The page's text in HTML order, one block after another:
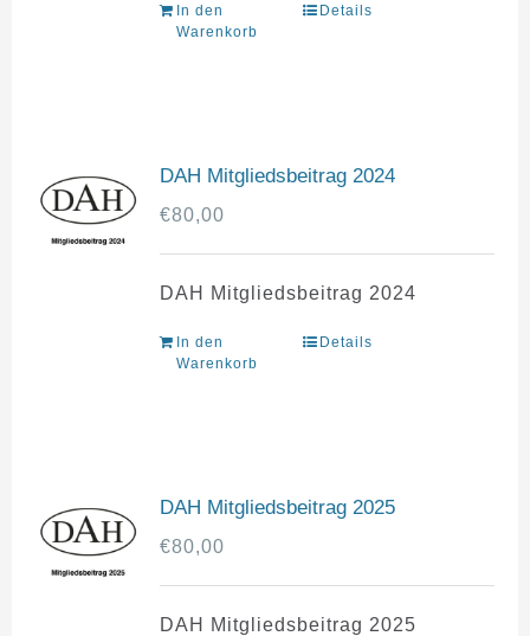
In den
Warenkorb
Details
DAH Mitgliedsbeitrag 2024
€80,00
DAH Mitgliedsbeitrag 2024
In den
Warenkorb
Details
DAH Mitgliedsbeitrag 2025
€80,00
DAH Mitgliedsbeitrag 2025